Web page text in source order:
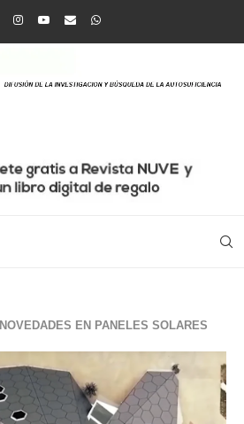
NOVEDADES EN PANELES SOLARES